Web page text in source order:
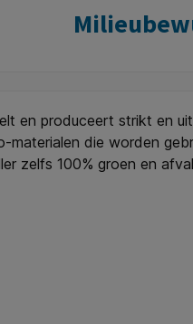
en produceert strikt en
die worden
zelfs 100% groen en